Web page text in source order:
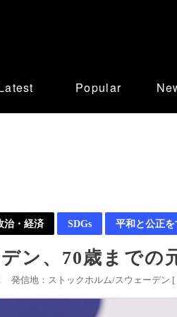
Popular
治・経済 SDGs 平和と公正
ン、70歳までの
発信地：ストックホルム/スウェーデン [